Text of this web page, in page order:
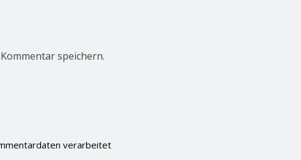
speichern.
verarbeitet